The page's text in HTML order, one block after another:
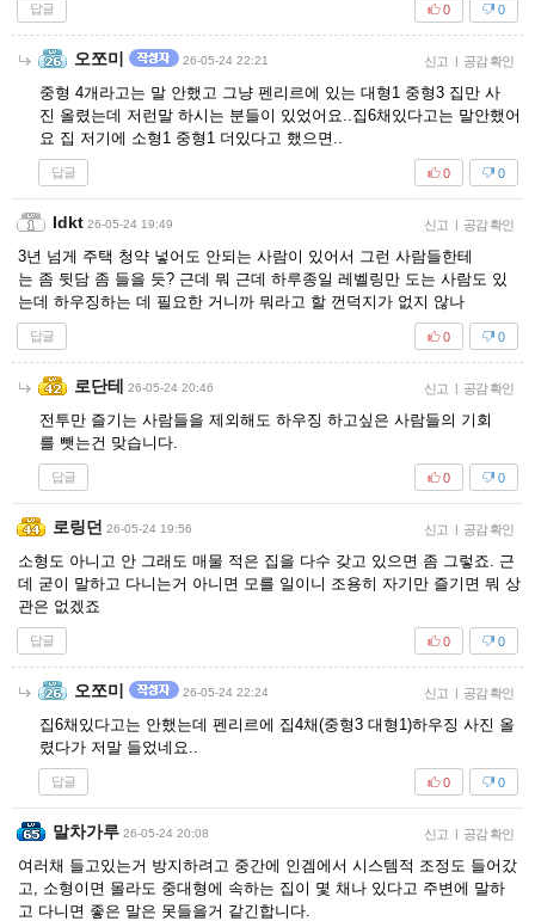
답글 0
0
오쪼미 26-05-24 22:21 신고 | 공감 확인
중형 4개라고는 말 안했고 그냥 펜리르에 있는 대형1 중형3 집만 사
진 올렸는데 저런말 하시는 분들이 있었어요..집6채있다고는 말안했어
요 집 저기에 소형1 중형1 더있다고 했으면..
답글 0
0
Idkt 26-05-24 19:49 신고 | 공감 확인
3년 넘게 주택 청약 넣어도 안되는 사람이 있어서 그런 사람들한테
는 좀 뒷담 좀 들을 듯? 근데 뭐 근데 하루종일 레벨링만 도는 사람도 있
는데 하우징하는 데 필요한 거니까 뭐라고 할 껀덕지가 없지 않나
답글 0
0
로단테 26-05-24 20:46 신고 | 공감 확인
전투만 즐기는 사람들을 제외해도 하우징 하고싶은 사람들의 기회
를 뺏는건 맞습니다.
답글 0
0
로링던 26-05-24 19:56 신고 | 공감 확인
소형도 아니고 안 그래도 매물 적은 집을 다수 갖고 있으면 좀 그렇죠. 근
데 굳이 말하고 다니는거 아니면 모를 일이니 조용히 자기만 즐기면 뭐 상
관은 없겠죠
답글 0
0
오쪼미 26-05-24 22:24 신고 | 공감 확인
집6채있다고는 안했는데 펜리르에 집4채(중형3 대형1)하우징 사진 올
렸다가 저말 들었네요..
답글 0
0
말차가루 26-05-24 20:08 신고 | 공감 확인
여러채 들고있는거 방지하려고 중간에 인겜에서 시스템적 조정도 들어갔
고, 소형이면 몰라도 중대형에 속하는 집이 몇 채나 있다고 주변에 말하
고 다니면 좋은 말은 못들을거 같긴합니다.